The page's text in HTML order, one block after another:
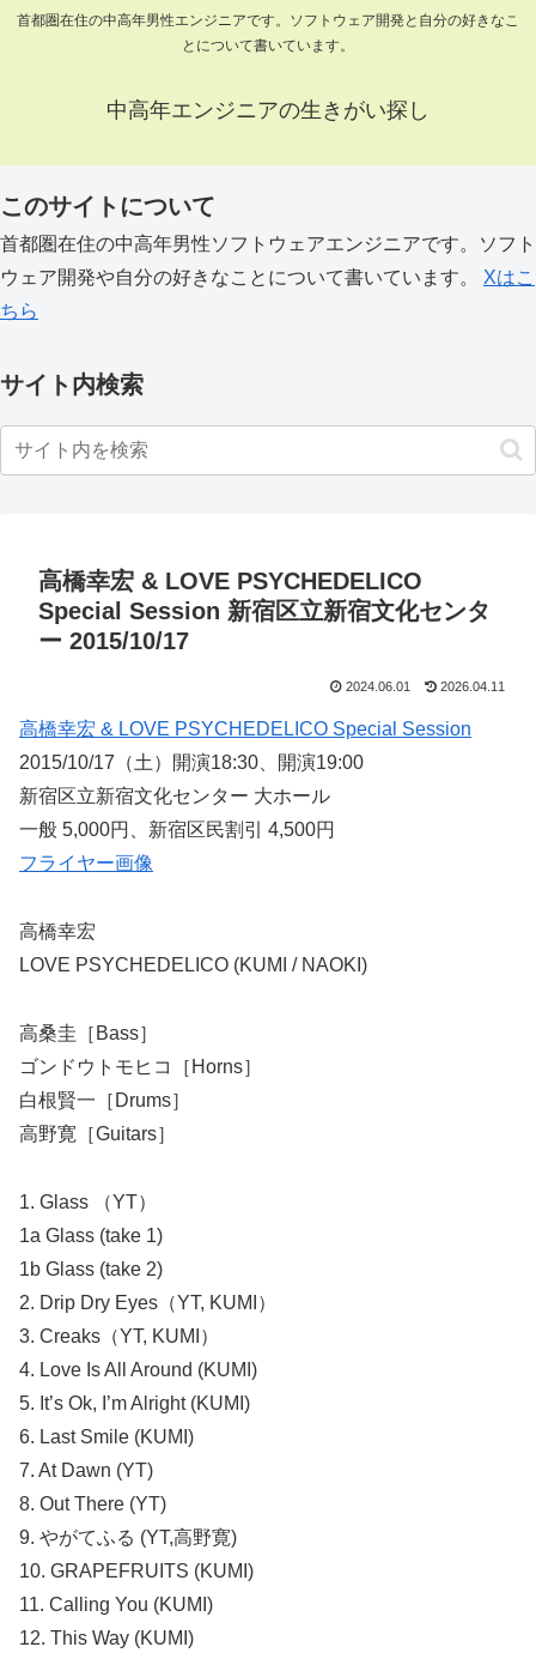
首都圏在住の中高年男性エンジニアです。ソフトウェア開発と自分の好きなこ
とについて書いています。
中高年エンジニアの生きがい探し
このサイトについて
首都圏在住の中高年男性ソフトウェアエンジニアです。ソフト
ウェア開発や自分の好きなことについて書いています。 Xはこ
ちら
サイト内検索
高橋幸宏 & LOVE PSYCHEDELICO
Special Session 新宿区立新宿文化センタ
ー 2015/10/17
2024.06.01 2026.04.11
高橋幸宏 & LOVE PSYCHEDELICO Special Session
2015/10/17（土）開演18:30、開演19:00
新宿区立新宿文化センター 大ホール
一般 5,000円、新宿区民割引 4,500円
フライヤー画像
高橋幸宏
LOVE PSYCHEDELICO (KUMI / NAOKI)
高桑圭［Bass］
ゴンドウトモヒコ［Horns］
白根賢一［Drums］
高野寛［Guitars］
1. Glass （YT）
1a Glass (take 1)
1b Glass (take 2)
2. Drip Dry Eyes（YT, KUMI）
3. Creaks（YT, KUMI）
4. Love Is All Around (KUMI)
5. It’s Ok, I’m Alright (KUMI)
6. Last Smile (KUMI)
7. At Dawn (YT)
8. Out There (YT)
9. やがてふる (YT,高野寛)
10. GRAPEFRUITS (KUMI)
11. Calling You (KUMI)
12. This Way (KUMI)